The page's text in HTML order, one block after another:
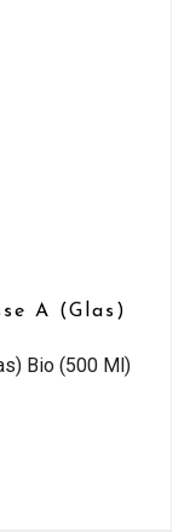
A (Glas)
Bio (500 Ml)